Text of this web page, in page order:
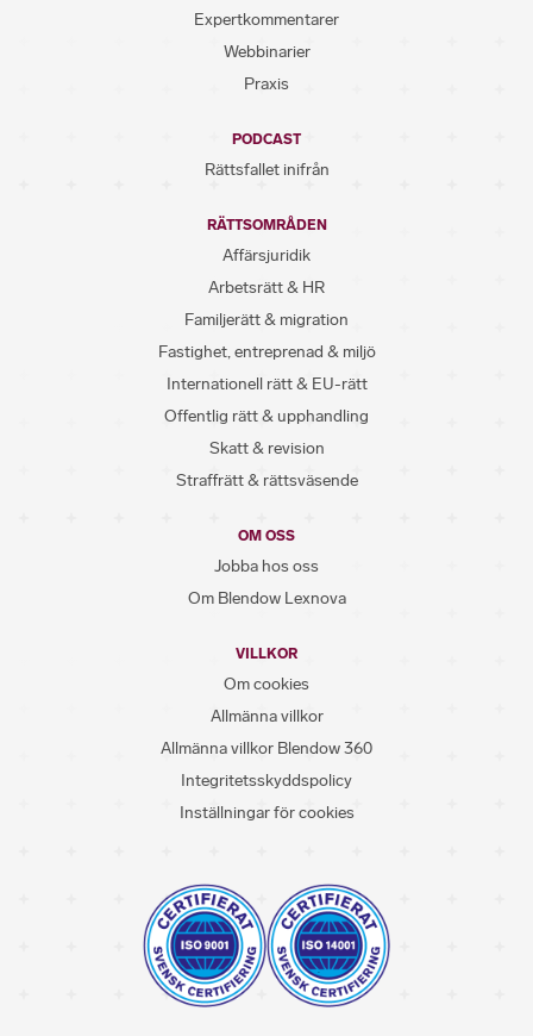
Expertkommentarer
Webbinarier
Praxis
PODCAST
Rättsfallet inifrån
RÄTTSOMRÅDEN
Affärsjuridik
Arbetsrätt & HR
Familjerätt & migration
Fastighet, entreprenad & miljö
Internationell rätt & EU-rätt
Offentlig rätt & upphandling
Skatt & revision
Straffrätt & rättsväsende
OM OSS
Jobba hos oss
Om Blendow Lexnova
VILLKOR
Om cookies
Allmänna villkor
Allmänna villkor Blendow 360
Integritetsskyddspolicy
Inställningar för cookies